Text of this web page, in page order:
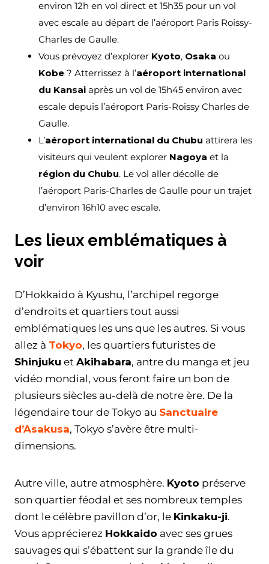
environ 12h en vol direct et 15h35 pour un vol
avec escale au départ de l’aéroport Paris Roissy-
Charles de Gaulle.
Vous prévoyez d’explorer Kyoto, Osaka ou
Kobe ? Atterrissez à l’aéroport international
du Kansai après un vol de 15h45 environ avec
escale depuis l’aéroport Paris-Roissy Charles de
Gaulle.
L’aéroport international du Chubu attirera les
visiteurs qui veulent explorer Nagoya et la
région du Chubu. Le vol aller décolle de
l’aéroport Paris-Charles de Gaulle pour un trajet
d’environ 16h10 avec escale.
Les lieux emblématiques à
voir
D’Hokkaido à Kyushu, l’archipel regorge
d’endroits et quartiers tout aussi
emblématiques les uns que les autres. Si vous
allez à Tokyo, les quartiers futuristes de
Shinjuku et Akihabara, antre du manga et jeu
vidéo mondial, vous feront faire un bon de
plusieurs siècles au-delà de notre ère. De la
légendaire tour de Tokyo au Sanctuaire
d’Asakusa, Tokyo s’avère être multi-
dimensions.
Autre ville, autre atmosphère. Kyoto préserve
son quartier féodal et ses nombreux temples
dont le célèbre pavillon d’or, le Kinkaku-ji.
Vous apprécierez Hokkaido avec ses grues
sauvages qui s’ébattent sur la grande île du